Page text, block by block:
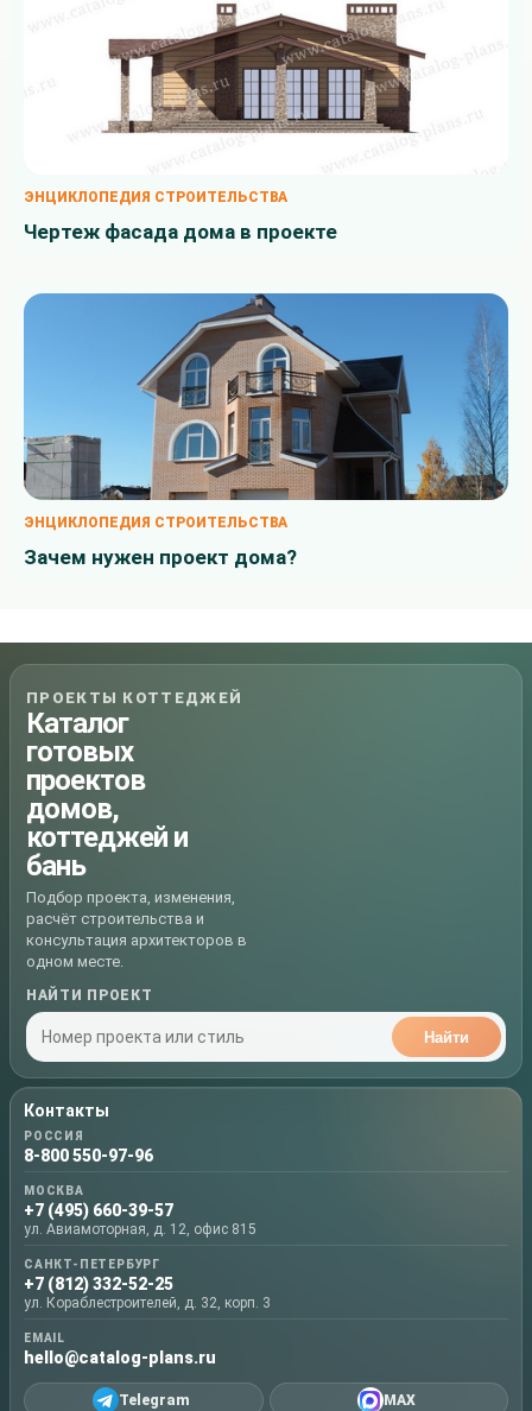
ЭНЦИКЛОПЕДИЯ СТРОИТЕЛЬСТВА
Чертеж фасада дома в проекте
ЭНЦИКЛОПЕДИЯ СТРОИТЕЛЬСТВА
Зачем нужен проект дома?
ПРОЕКТЫ КОТТЕДЖЕЙ
Каталог
готовых
проектов
домов,
коттеджей и
бань
Подбор проекта, изменения,
расчёт строительства и
консультация архитекторов в
одном месте.
НАЙТИ ПРОЕКТ
Найти
Контакты
РОССИЯ
8-800 550-97-96
МОСКВА
+7 (495) 660-39-57
ул. Авиамоторная, д. 12, офис 815
САНКТ-ПЕТЕРБУРГ
+7 (812) 332-52-25
ул. Кораблестроителей, д. 32, корп. 3
EMAIL
hello@catalog-plans.ru
Telegram MAX